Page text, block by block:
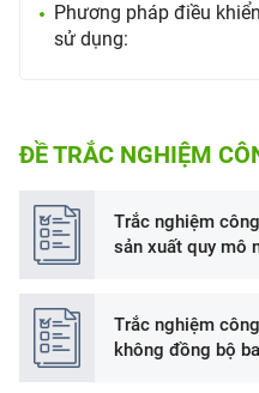
Phương pháp điều
sử dụng:
ĐỀ TRẮC NGHIỆM
Trắc nghiệm
sản xuất quy mô
Trắc nghiệm
không đồng bộ